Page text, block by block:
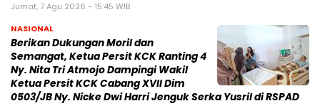
Jumat, 7 Agu 2026 - 15:45 WIB
NASIONAL
Berikan Dukungan Moril dan
Semangat, Ketua Persit KCK Ranting 4
Ny. Nita Tri Atmojo Dampingi Wakil
Ketua Persit KCK Cabang XVII Dim
0503/JB Ny. Nicke Dwi Harri Jenguk Serka Yusril di RSPAD